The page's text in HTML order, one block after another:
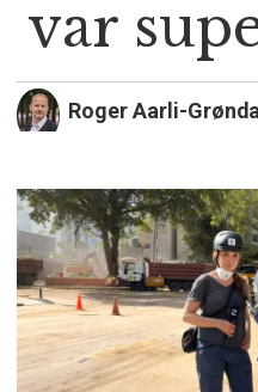
var
Roger Aarli-